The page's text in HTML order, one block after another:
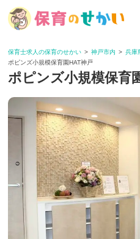
保育士求人の保育のせかい 神戸市内 兵庫
ポピンズ小規模保育園HAT神戸
ポピンズ小規模保育